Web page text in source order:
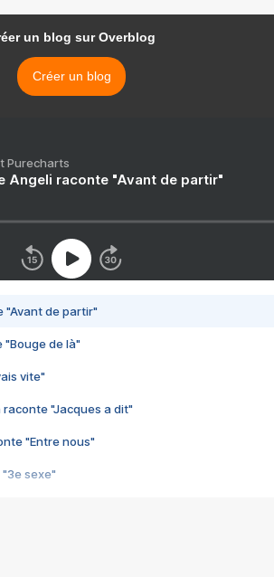
un blog sur Overblog
Créer un blog
Purecharts
Angeli raconte "Avant de partir"
"Avant de partir"
"Bouge de là"
vite"
raconte "Jacques a dit"
"Entre nous"
"3e sexe"